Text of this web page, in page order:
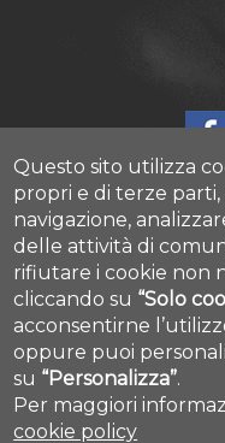
CAST - Center for
Via Luigi
Questo sito utilizza
propri e di terze
navigazione,
delle attività di
rifiutare i cookie non
cliccando su “Solo
acconsentirne
oppure puoi
su “Personalizza”.
Per maggiori
cookie policy